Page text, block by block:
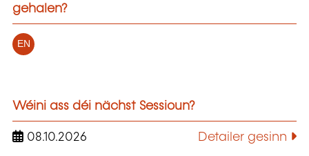
gehalen?
EN
Wéini ass déi nächst Sessioun?
08.10.2026 Detailer gesinn